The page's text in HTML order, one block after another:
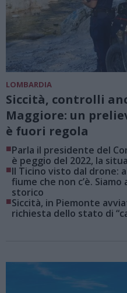
LOMBARDIA
Siccità, controlli
Maggiore: un
è fuori regola
■Parla il presidente del
è peggio del 2022, la
■Il Ticino visto dal drone:
fiume che non c’è.
storico
■Siccità, in Piemonte
richiesta dello stato di